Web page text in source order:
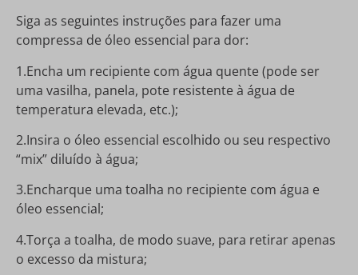
Siga as seguintes instruções para fazer uma
compressa de óleo essencial para dor:
1.Encha um recipiente com água quente (pode ser
uma vasilha, panela, pote resistente à água de
temperatura elevada, etc.);
2.Insira o óleo essencial escolhido ou seu respectivo
“mix” diluído à água;
3.Encharque uma toalha no recipiente com água e
óleo essencial;
4.Torça a toalha, de modo suave, para retirar apenas
o excesso da mistura;